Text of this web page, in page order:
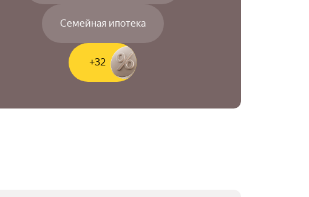
Семейная ипотека
+32